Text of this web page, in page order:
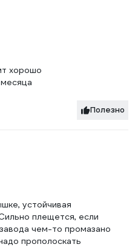
хорошо
Полезно
устойчивая
плещется, если
чем-то промазано
прополоскать